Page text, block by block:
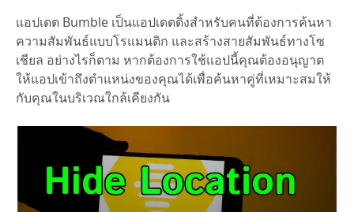
iAnyGo
แอปเดต Bumble เป็นแอปเดตติ้งสำหรับคนที่ต้องการค้นหา
ความสัมพันธ์แบบโรแมนติก และสร้างสายสัมพันธ์ทางโซ
เชียล อย่างไรก็ตาม หากต้องการใช้แอปนี้คุณต้องอนุญาต
ให้แอปเข้าถึงตำแหน่งของคุณได้เพื่อค้นหาคู่ที่เหมาะสมให้
กับคุณในบริเวณใกล้เคียงกัน